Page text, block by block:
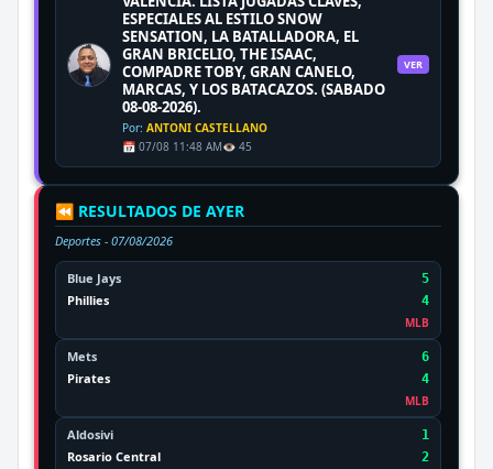
ESPECIALES AL ESTILO SNOW
SENSATION, LA BATALLADORA, EL
GRAN BRICELIO, THE ISAAC,
COMPADRE TOBY, GRAN CANELO,
MARCAS, Y LOS BATACAZOS. (SABADO
08-08-2026).
Por: ANTONI CASTELLANO
📅 07/08 11:48 AM👁️ 45
VER
⏪ RESULTADOS DE AYER
Deportes - 07/08/2026
Blue Jays 5
Phillies
4
MLB
Mets 6
Pirates
4
MLB
Aldosivi 1
Rosario Central
2